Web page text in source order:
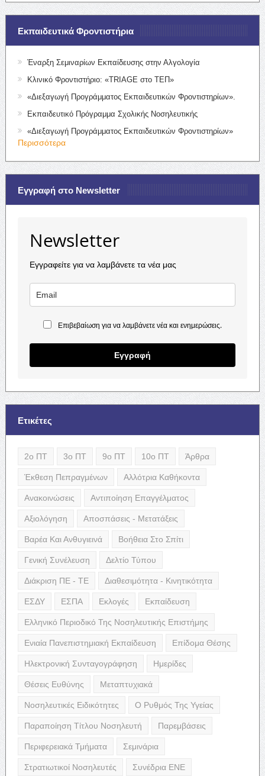
Εκπαιδευτικά Φροντιστήρια
Έναρξη Σεμιναρίων Εκπαίδευσης στην Αλγολογία
Κλινικό Φροντιστήριο: «TRIAGE στο ΤΕΠ»
«Διεξαγωγή Προγράμματος Εκπαιδευτικών Φροντιστηρίων».
Εκπαιδευτικό Πρόγραμμα Σχολικής Νοσηλευτικής
«Διεξαγωγή Προγράμματος Εκπαιδευτικών Φροντιστηρίων»
Περισσότερα
Εγγραφή στο Newsletter
Newsletter
Εγγραφείτε για να λαμβάνετε τα νέα μας
Επιβεβαίωση για να λαμβάνετε νέα και ενημερώσεις.
Εγγραφή
Ετικέτες
2ο ΠΤ 3ο ΠΤ 9ο ΠΤ 10ο ΠΤ Άρθρα
Έκθεση Πεπραγμένων Αλλότρια Καθήκοντα
Ανακοινώσεις Αντιποίηση Επαγγέλματος
Αξιολόγηση Αποσπάσεις - Μετατάξεις
Βαρέα Και Ανθυγιεινά Βοήθεια Στο Σπίτι
Γενική Συνέλευση Δελτίο Τύπου
Διάκριση ΠΕ - ΤΕ Διαθεσιμότητα - Κινητικότητα
ΕΣΔΥ ΕΣΠΑ Εκλογές Εκπαίδευση
Ελληνικό Περιοδικό Της Νοσηλευτικής Επιστήμης
Ενιαία Πανεπιστημιακή Εκπαίδευση Επίδομα Θέσης
Ηλεκτρονική Συνταγογράφηση Ημερίδες
Θέσεις Ευθύνης Μεταπτυχιακά
Νοσηλευτικές Ειδικότητες Ο Ρυθμός Της Υγείας
Παραποίηση Τίτλου Νοσηλευτή Παρεμβάσεις
Περιφερειακά Τμήματα Σεμινάρια
Στρατιωτικοί Νοσηλευτές Συνέδρια ΕΝΕ